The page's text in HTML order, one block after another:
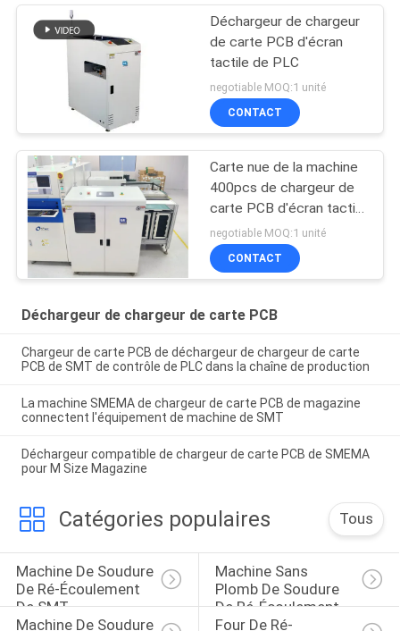
Déchargeur de chargeur
de carte PCB d'écran
tactile de PLC
negotiable MOQ:1 unité
CONTACT
Carte nue de la machine
400pcs de chargeur de
carte PCB d'écran tactile
de PLC chargeant VL-
460
negotiable MOQ:1 unité
CONTACT
Déchargeur de chargeur de carte PCB
Chargeur de carte PCB de déchargeur de chargeur de carte
PCB de SMT de contrôle de PLC dans la chaîne de production
La machine SMEMA de chargeur de carte PCB de magazine
connectent l'équipement de machine de SMT
Déchargeur compatible de chargeur de carte PCB de SMEMA
pour M Size Magazine
Catégories populaires Tous
Machine De Soudure
De Ré-Écoulement
De SMT
Machine Sans
Plomb De Soudure
De Ré-Écoulement
Machine De Soudure
Four De Ré-